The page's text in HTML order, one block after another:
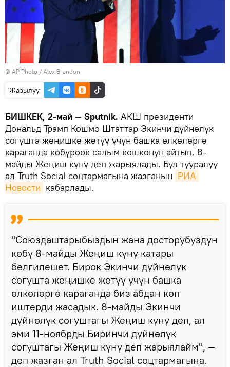
© AP Photo / Alex Brandon
Жазылуу
БИШКЕК, 2-май — Sputnik. АКШ президенти
Дональд Трамп Кошмо Штаттар Экинчи дүйнөлүк
согушта жеңишке жетүү үчүн башка өлкөлөргө
караганда көбүрөөк салым кошконун айтып, 8-
майды Жеңиш күнү деп жарыялады. Бул тууралуу
ал Truth Social соцтармагына жазганын РИА
Новости кабарлады.
"Союздаштарыбыздын жана досторубуздун
көбү 8-майды Жеңиш күнү катары
белгилешет. Бирок Экинчи дүйнөлүк
согушта жеңишке жетүү үчүн башка
өлкөлөргө караганда биз абдан көп
иштерди жасадык. 8-майды Экинчи
дүйнөлүк согуштагы Жеңиш күнү деп, ал
эми 11-ноябрды Биринчи дүйнөлүк
согуштагы Жеңиш күнү деп жарыялайм", —
деп жазган ал Truth Social соцтармагына.